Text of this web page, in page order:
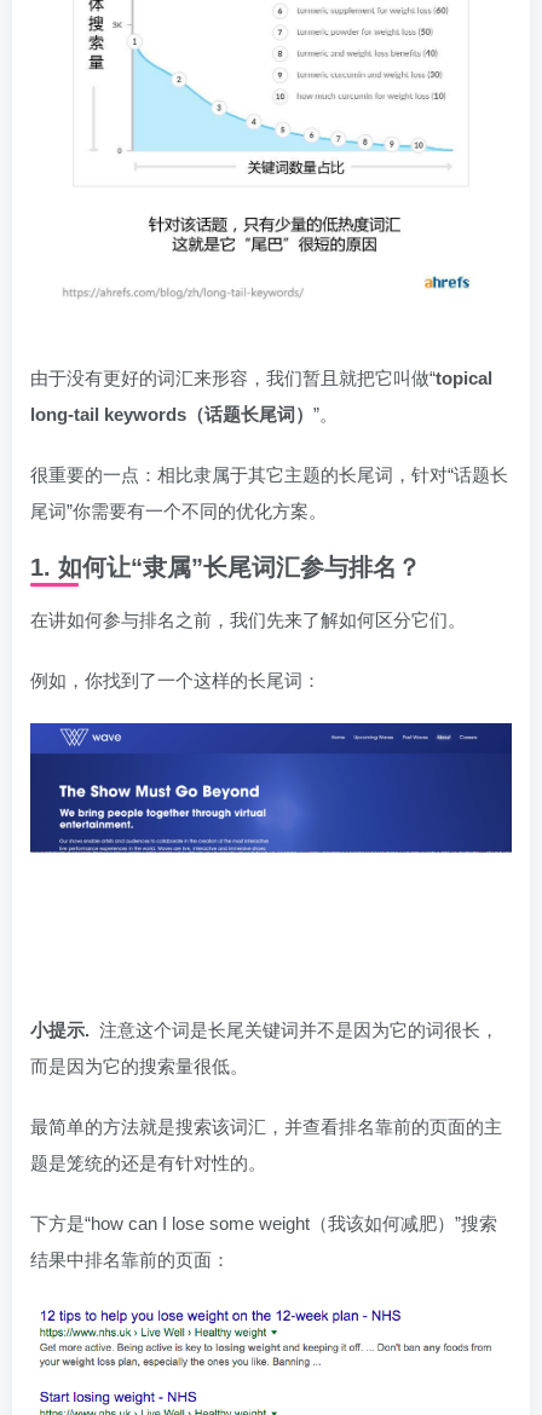
由于没有更好的词汇来形容，我们暂且就把它叫做“topical
long-tail keywords（话题长尾词） ”。
很重要的一点：相比隶属于其它主题的长尾词，针对“话题长
尾词”你需要有一个不同的优化方案。
1. 如何让“隶属”长尾词汇参与排名？
在讲如何参与排名之前，我们先来了解如何区分它们。
例如，你找到了一个这样的长尾词：
小提示. 注意这个词是长尾关键词并不是因为它的词很长，
而是因为它的搜索量很低。
最简单的方法就是搜索该词汇，并查看排名靠前的页面的主
题是笼统的还是有针对性的。
下方是“how can I lose some weight（我该如何减肥）”搜索
结果中排名靠前的页面：